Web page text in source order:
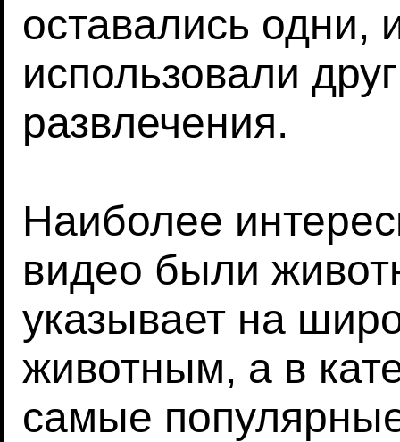
оставались одни,
использовали
развлечения.
Наиболее
видео были
указывает на
животным, а в
самые